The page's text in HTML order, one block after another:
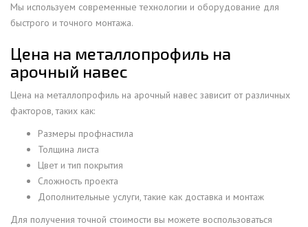
Мы используем современные технологии и оборудование для
быстрого и точного монтажа.
Цена на металлопрофиль на
арочный навес
Цена на металлопрофиль на арочный навес зависит от различных
факторов, таких как:
Размеры профнастила
Толщина листа
Цвет и тип покрытия
Сложность проекта
Дополнительные услуги, такие как доставка и монтаж
Для получения точной стоимости вы можете воспользоваться